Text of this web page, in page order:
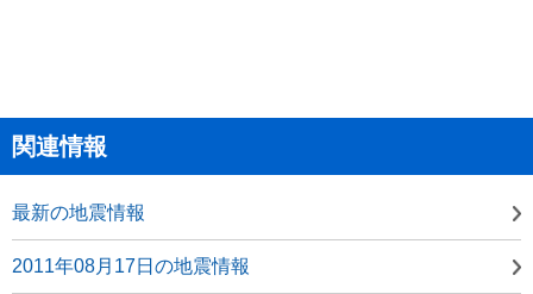
関連情報
最新の地震情報
2011年08月17日の地震情報